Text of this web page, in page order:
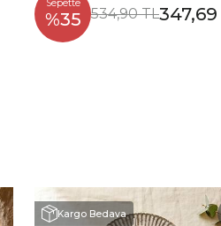
Sepette
%35 534,90 TL
Kargo Bedava